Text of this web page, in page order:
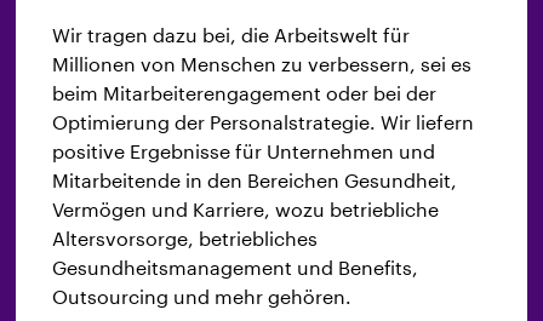
Wir tragen dazu bei, die Arbeitswelt für
Millionen von Menschen zu verbessern, sei es
beim Mitarbeiterengagement oder bei der
Optimierung der Personalstrategie. Wir liefern
positive Ergebnisse für Unternehmen und
Mitarbeitende in den Bereichen Gesundheit,
Vermögen und Karriere, wozu betriebliche
Altersvorsorge, betriebliches
Gesundheitsmanagement und Benefits,
Outsourcing und mehr gehören.
Technology & Data
Wir entwickeln innovative Programme. Wir